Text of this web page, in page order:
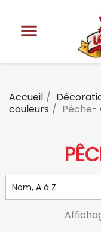

Accueil
couleurs
Pêche-
Nom, A à Z